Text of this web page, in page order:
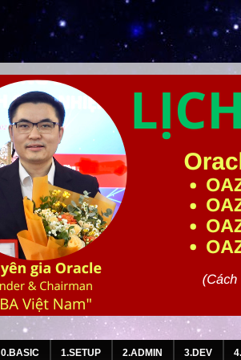
0.BASIC 1.SETUP 2.ADMIN 3.DEV